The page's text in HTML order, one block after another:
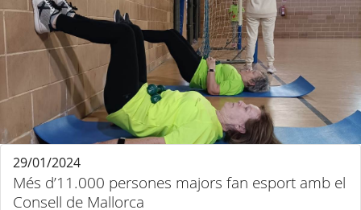
Més d’11.000 persones majors fan esport amb el
Consell de Mallorca
29/01/2024